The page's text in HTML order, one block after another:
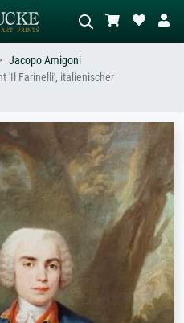
Wiese, Abstrakt mit viel Rot, Dunkles
Ölgemälde, Stehender Akt neben einem
Baum.
Jacopo Amigoni
'Il Farinelli', italienischer